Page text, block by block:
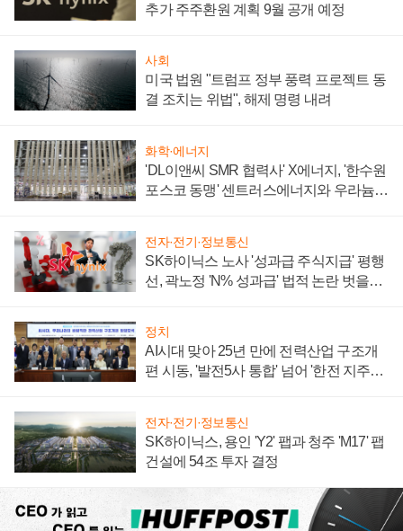
추가 주주환원 계획 9월 공개 예정
사회
미국 법원 "트럼프 정부 풍력 프로젝트 동
결 조치는 위법", 해제 명령 내려
화학·에너지
'DL이앤씨 SMR 협력사' X에너지, '한수원
포스코 동맹' 센트러스에너지와 우라늄
전자·전기·정보통신
SK하이닉스 노사 '성과급 주식지급' 평행
선, 곽노정 'N% 성과급' 법적 논란 벗을지
정치
AI시대 맞아 25년 만에 전력산업 구조개
편 시동, '발전5사 통합' 넘어 '한전 지주사'
전자·전기·정보통신
SK하이닉스, 용인 'Y2' 팹과 청주 'M17' 팹
건설에 54조 투자 결정